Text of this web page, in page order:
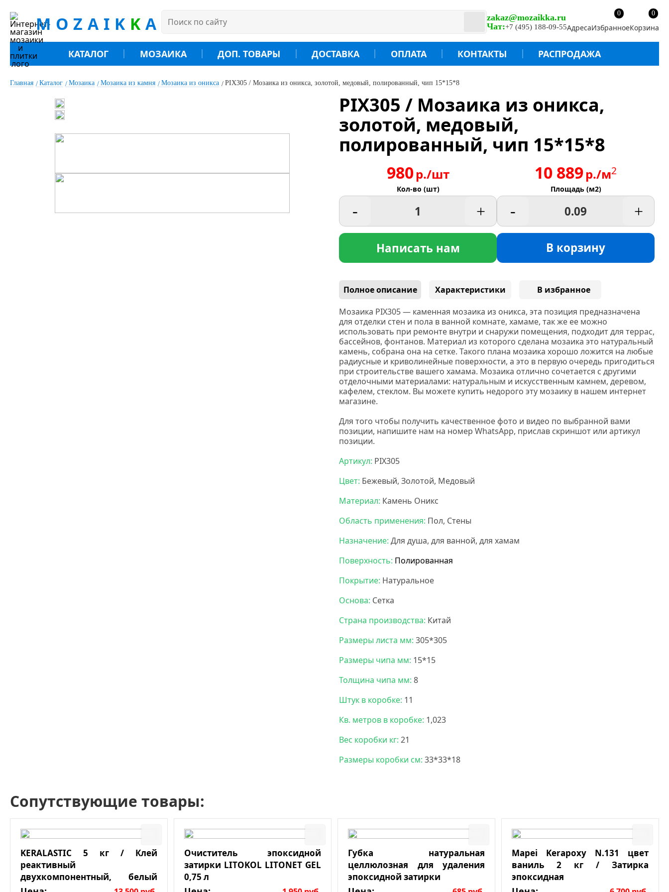
MOZAIK K A
zakaz@mozaikka.ru
Чат:+7 (495) 188-09-55Адреса
0
ИзбранноеКорзина
0
КАТАЛОГ МОЗАИКА ДОП. ТОВАРЫ ДОСТАВКА ОПЛАТА КОНТАКТЫ РАСПРОДАЖА
Главная Каталог Мозаика Мозаика из камня Мозаика из оникса PIX305 / Мозаика из оникса, золотой, медовый, полированный, чип 15*15*8
PIX305 / Мозаика из оникса,
золотой, медовый,
полированный, чип 15*15*8
980р./шт
Кол-во (шт)
- +
Написать нам
10 889р./м2
Площадь (м2)
- +
В корзину
Полное описание Характеристики
В избранное
Мозаика PIX305— каменная мозаика из оникса, эта позиция предназначена
для отделки стен и пола в ванной комнате, хамаме, так же ее можно
использовать при ремонте внутри и снаружи помещения, подходит для террас,
бассейнов, фонтанов. Материал из которого сделана мозаика это натуральный
камень, собрана она на сетке. Такого плана мозаика хорошо ложится на любые
радиусные и криволинейные поверхности, а это в первую очередь пригодиться
при строительстве вашего хамама. Мозаика отлично сочетается с другими
отделочными материалами: натуральным и искусственным камнем, деревом,
кафелем, стеклом. Вы можете купить недорого эту мозаику в нашем интернет
магазине.
Для того чтобы получить качественное фото и видео по выбранной вами
позиции, напишите нам на номер WhatsApp, прислав скриншот или артикул
позиции.
Артикул: PIX305
Цвет: Бежевый, Золотой, Медовый
Материал: Камень Оникс
Область применения: Пол, Стены
Назначение: Для душа, для ванной, для хамам
Поверхность: Полированная
Покрытие: Натуральное
Основа: Сетка
Страна производства: Китай
Размеры листа мм: 305*305
Размеры чипа мм: 15*15
Толщина чипа мм: 8
Штук в коробке: 11
Кв. метров в коробке: 1,023
Вес коробки кг: 21
Размеры коробки см: 33*33*18
Сопутствующие товары:
KERALASTIC 5 кг / Клей
реактивный
двухкомпонентный, белый
эпоксидный
Очиститель эпоксидной
затирки LITOKOL LITONET GEL
0,75 л
Губка натуральная
целлюлозная для удаления
эпоксидной затирки
Mapei Kerapoxy N.131 цвет
ваниль 2 кг / Затирка
эпоксидная